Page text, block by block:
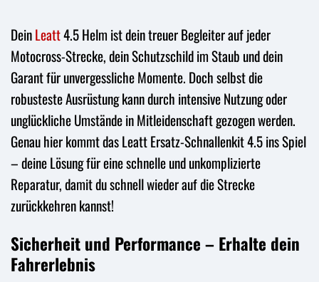
DeinLeatt4.5 Helm ist dein treuer Begleiter auf jeder
Motocross-Strecke, dein Schutzschild im Staub und dein
Garant für unvergessliche Momente. Doch selbst die
robusteste Ausrüstung kann durch intensive Nutzung oder
unglückliche Umstände in Mitleidenschaft gezogen werden.
Genau hier kommt das Leatt Ersatz-Schnallenkit 4.5 ins Spiel
– deine Lösung für eine schnelle und unkomplizierte
Reparatur, damit du schnell wieder auf die Strecke
zurückkehren kannst!
Sicherheit und Performance – Erhalte dein
Fahrerlebnis